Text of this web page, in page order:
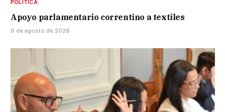
POLÍTICA
Apoyo parlamentario correntino a textiles
6 de agosto de 2026